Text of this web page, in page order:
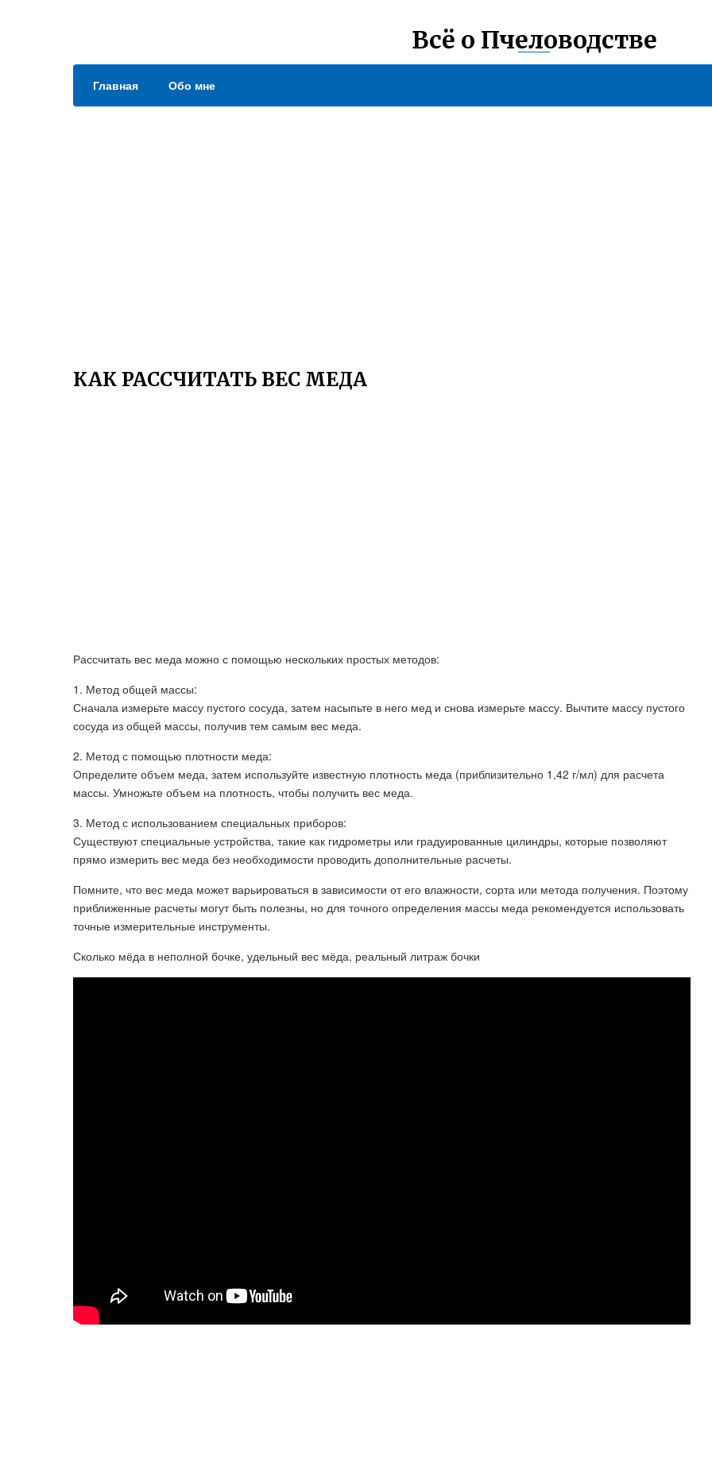
Всё о Пчеловодстве
Главная Обо мне
КАК РАССЧИТАТЬ ВЕС МЕДА
Рассчитать вес меда можно с помощью нескольких простых методов:
1. Метод общей массы:
Сначала измерьте массу пустого сосуда, затем насыпьте в него мед и снова измерьте массу. Вычтите массу пустого
сосуда из общей массы, получив тем самым вес меда.
2. Метод с помощью плотности меда:
Определите объем меда, затем используйте известную плотность меда (приблизительно 1,42 г/мл) для расчета
массы. Умножьте объем на плотность, чтобы получить вес меда.
3. Метод с использованием специальных приборов:
Существуют специальные устройства, такие как гидрометры или градуированные цилиндры, которые позволяют
прямо измерить вес меда без необходимости проводить дополнительные расчеты.
Помните, что вес меда может варьироваться в зависимости от его влажности, сорта или метода получения. Поэтому
приближенные расчеты могут быть полезны, но для точного определения массы меда рекомендуется использовать
точные измерительные инструменты.
Сколько мёда в неполной бочке, удельный вес мёда, реальный литраж бочки